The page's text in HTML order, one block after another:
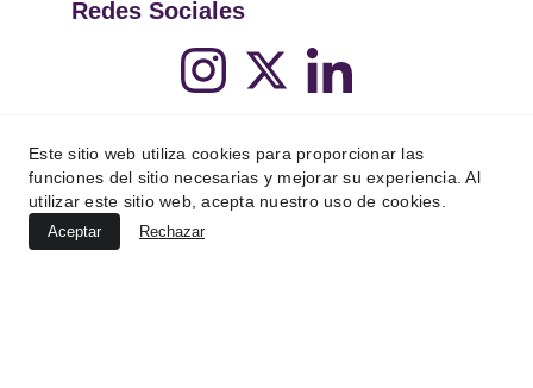
Redes Sociales
Este sitio web utiliza cookies para proporcionar las
funciones del sitio necesarias y mejorar su experiencia. Al
utilizar este sitio web, acepta nuestro uso de cookies.
Aceptar Rechazar